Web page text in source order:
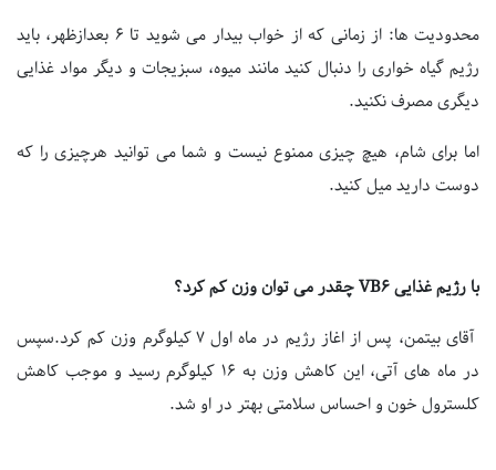
محدودیت ها: از زمانی که از خواب بیدار می شوید تا 6 بعدازظهر، باید
رژیم گیاه خواری را دنبال کنید مانند میوه، سبزیجات و دیگر مواد غذایی
دیگری مصرف نکنید.
اما برای شام، هیچ چیزی ممنوع نیست و شما می توانید هرچیزی را که
دوست دارید میل کنید.
با رژیم غذایی VB6 چقدر می توان وزن کم کرد؟
آقای بیتمن، پس از اغاز رژیم در ماه اول 7 کیلوگرم وزن کم کرد.سپس
در ماه های آتی، این کاهش وزن به 16 کیلوگرم رسید و موجب کاهش
کلسترول خون و احساس سلامتی بهتر در او شد.